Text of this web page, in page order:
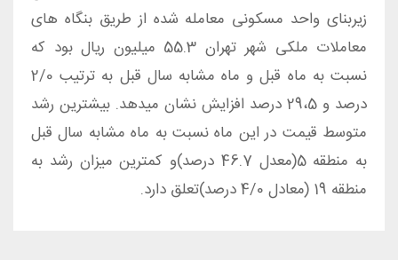
زیربنای واحد مسکونی معامله شده از طریق بنگاه های
معاملات ملکی شهر تهران 55.3 میلیون ریال بود که
نسبت به ماه قبل و ماه مشابه سال قبل به ترتیب 2/0
درصد و 29،5 درصد افزایش نشان میدهد. بیشترین رشد
متوسط قیمت در این ماه نسبت به ماه مشابه سال قبل
به منطقه 5(معدل 46.7 درصد)و کمترین میزان رشد به
منطقه 19 (معادل 4/0 درصد)تعلق دارد.